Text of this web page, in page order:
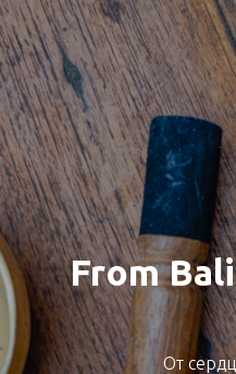
From
От